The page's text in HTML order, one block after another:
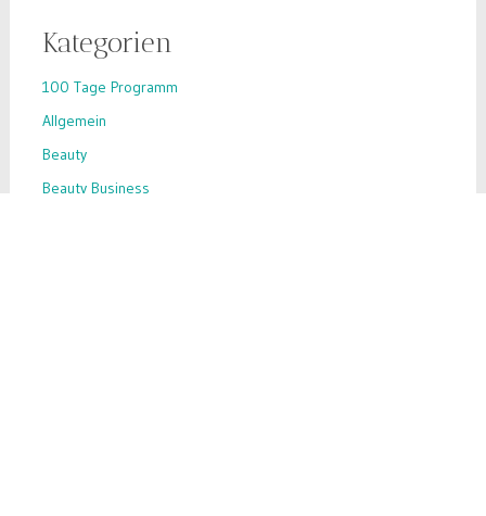
Kategorien
100 Tage Programm
Allgemein
Beauty
Beauty Business